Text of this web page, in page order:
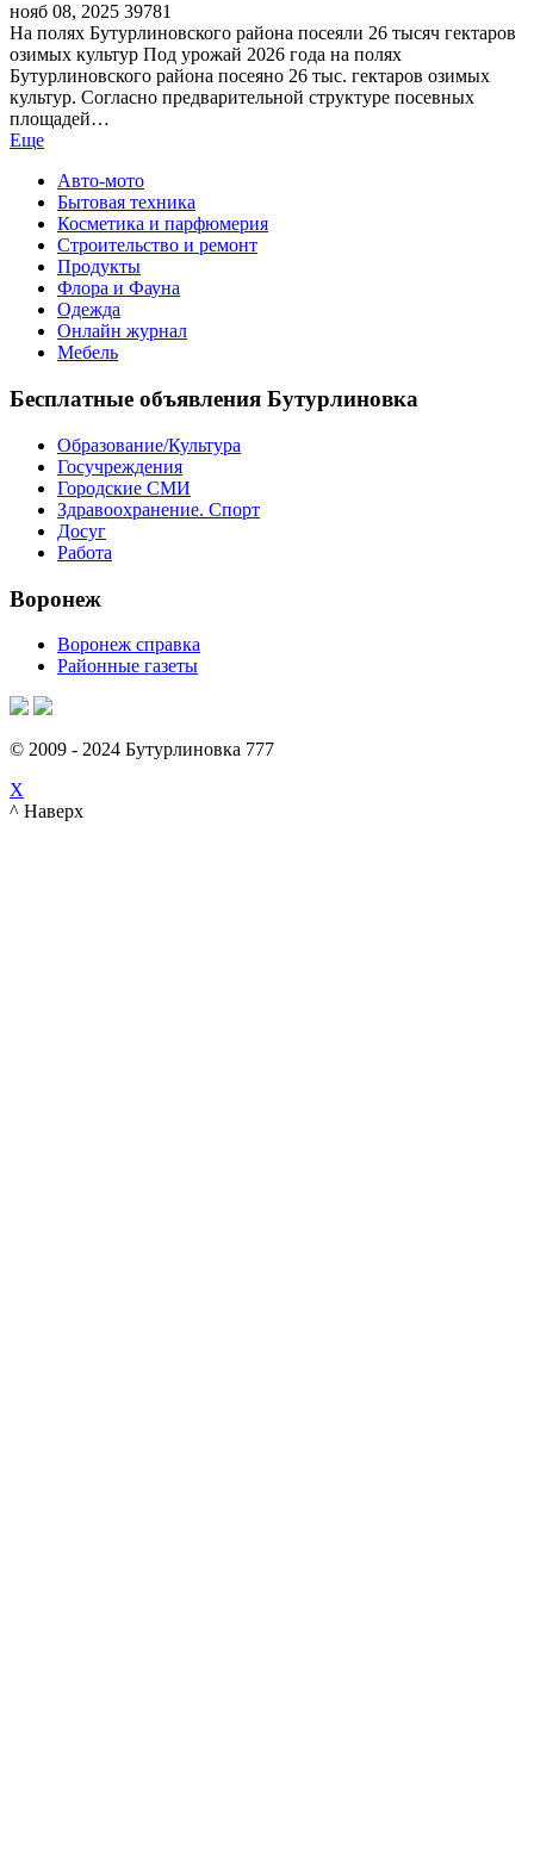
нояб 08, 2025 39781
На полях Бутурлиновского района посеяли 26 тысяч гектаров
озимых культур Под урожай 2026 года на полях
Бутурлиновского района посеяно 26 тыс. гектаров озимых
культур. Согласно предварительной структуре посевных
площадей…
Еще
Авто-мото
Бытовая техника
Косметика и парфюмерия
Строительство и ремонт
Продукты
Флора и Фауна
Одежда
Онлайн журнал
Мебель
Бесплатные объявления Бутурлиновка
Образование/Культура
Госучреждения
Городские СМИ
Здравоохранение. Спорт
Досуг
Работа
Воронеж
Воронеж справка
Районные газеты
© 2009 - 2024 Бутурлиновка 777
X
^ Наверх